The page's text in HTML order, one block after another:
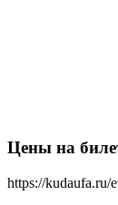
Цены на
https://kudaufa.ru/